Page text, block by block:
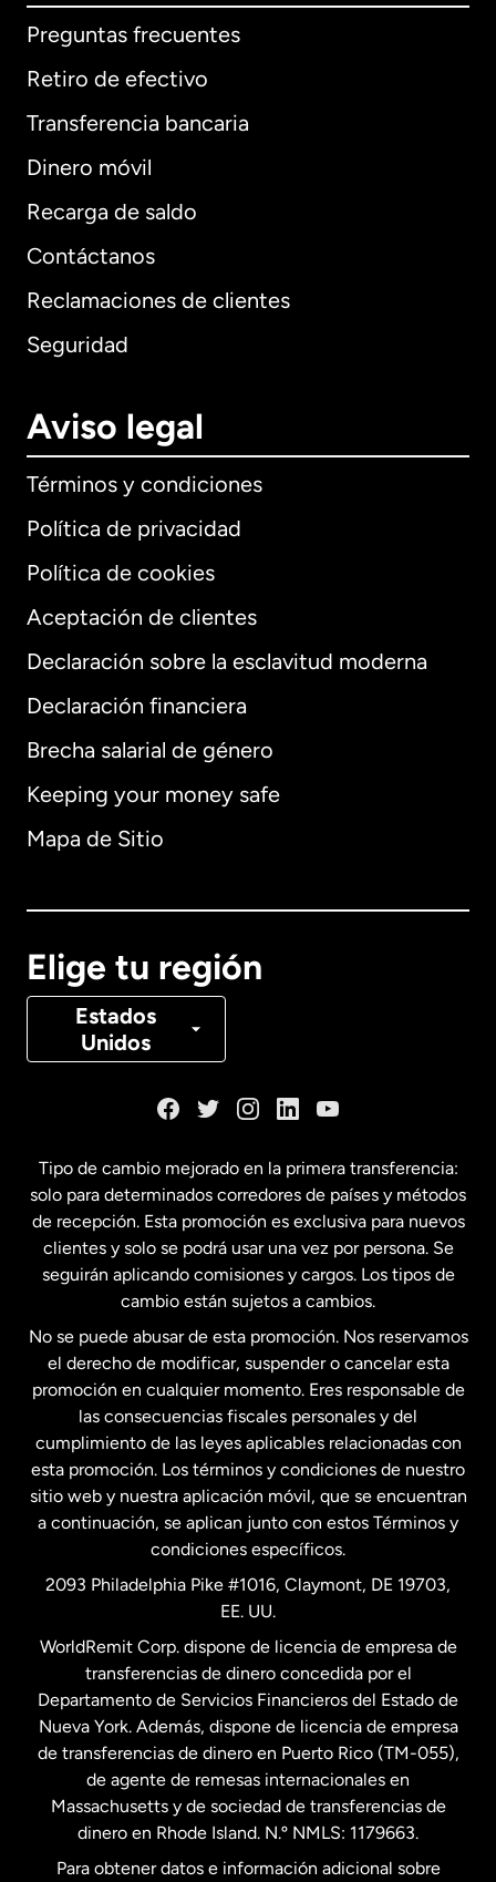
Preguntas frecuentes
Retiro de efectivo
Transferencia bancaria
Dinero móvil
Recarga de saldo
Contáctanos
Reclamaciones de clientes
Seguridad
Aviso legal
Términos y condiciones
Política de privacidad
Política de cookies
Aceptación de clientes
Declaración sobre la esclavitud moderna
Declaración financiera
Brecha salarial de género
Keeping your money safe
Mapa de Sitio
Elige tu región
Estados
Unidos
Internacional English
Alemania
Canadá Français
Estados Unidos English
Estados Unidos Español
Francia
Malasia
Nueva Zelanda
Países Bajos
Suecia
Tipo de cambio mejorado en la primera transferencia:
solo para determinados corredores de países y métodos
de recepción. Esta promoción es exclusiva para nuevos
clientes y solo se podrá usar una vez por persona. Se
seguirán aplicando comisiones y cargos. Los tipos de
cambio están sujetos a cambios.
No se puede abusar de esta promoción. Nos reservamos
el derecho de modificar, suspender o cancelar esta
promoción en cualquier momento. Eres responsable de
las consecuencias fiscales personales y del
cumplimiento de las leyes aplicables relacionadas con
esta promoción. Los términos y condiciones de nuestro
sitio web y nuestra aplicación móvil, que se encuentran
a continuación, se aplican junto con estos Términos y
condiciones específicos.
2093 Philadelphia Pike #1016, Claymont, DE 19703,
EE. UU.
WorldRemit Corp. dispone de licencia de empresa de
transferencias de dinero concedida por el
Departamento de Servicios Financieros del Estado de
Nueva York. Además, dispone de licencia de empresa
de transferencias de dinero en Puerto Rico (TM-055),
de agente de remesas internacionales en
Massachusetts y de sociedad de transferencias de
dinero en Rhode Island. N.º NMLS: 1179663.
Para obtener datos e información adicional sobre